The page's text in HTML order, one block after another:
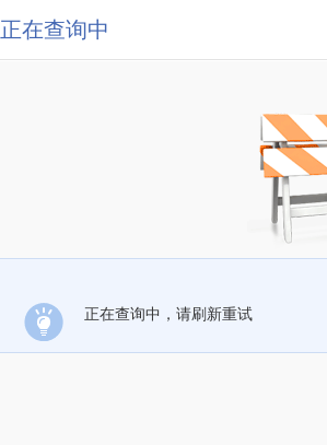
正在查询中
正在查询中，请刷新重试